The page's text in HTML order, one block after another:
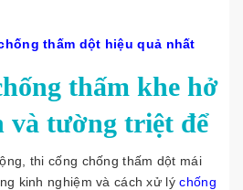
thấm dột hiệu quả nhất
thấm khe hở
và tường triệt để
thi cống chống thấm dột mái
kinh nghiệm và cách xử lýchống